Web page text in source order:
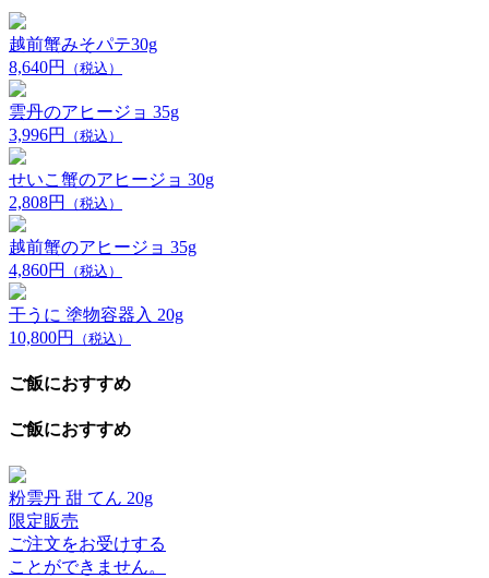
越前蟹みそパテ30g
8,640円
（税込）
雲丹のアヒージョ 35g
3,996円
（税込）
せいこ蟹のアヒージョ 30g
2,808円
（税込）
越前蟹のアヒージョ 35g
4,860円
（税込）
干うに 塗物容器入 20g
10,800円
（税込）
ご飯におすすめ
ご飯におすすめ
粉雲丹 甜 てん 20g
限定販売
ご注文をお受けする
ことができません。